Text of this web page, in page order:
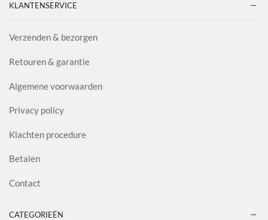
KLANTENSERVICE
Verzenden & bezorgen
Retouren & garantie
Algemene voorwaarden
Privacy policy
Klachten procedure
Betalen
Contact
CATEGORIEËN